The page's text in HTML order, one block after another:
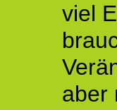
viel
aber